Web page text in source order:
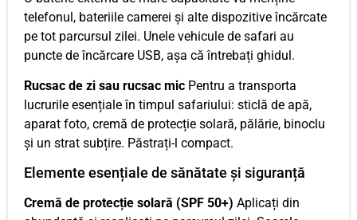
telefonul, bateriile camerei și alte dispozitive încărcate
pe tot parcursul zilei. Unele vehicule de safari au
puncte de încărcare USB, așa că întrebați ghidul.
Rucsac de zi sau rucsac mic Pentru a transporta
lucrurile esențiale în timpul safariului: sticlă de apă,
aparat foto, cremă de protecție solară, pălărie, binoclu
și un strat subțire. Păstrați-l compact.
Elemente esențiale de sănătate și siguranță
Cremă de protecție solară (SPF 50+) Aplicați din